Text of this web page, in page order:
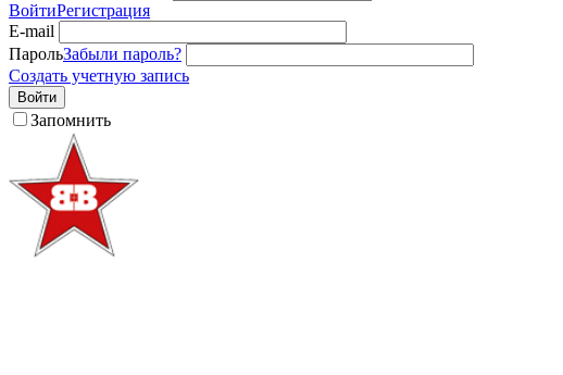
ВойтиРегистрация
E-mail
ПарольЗабыли пароль?
Создать учетную запись
Войти
Запомнить